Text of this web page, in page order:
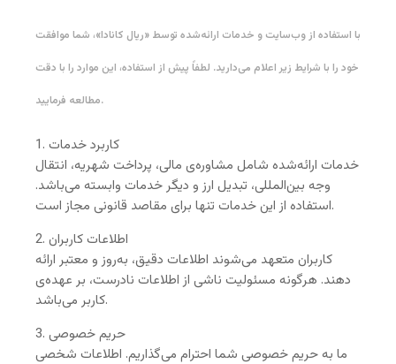
با استفاده از وب‌سایت و خدمات ارائه‌شده توسط «ریال کانادا»، شما موافقت
خود را با شرایط زیر اعلام می‌دارید. لطفاً پیش از استفاده، این موارد را با دقت
مطالعه فرمایید.
1. کاربرد خدمات
خدمات ارائه‌شده شامل مشاوره‌ی مالی، پرداخت شهریه، انتقال
وجه بین‌المللی، تبدیل ارز و دیگر خدمات وابسته می‌باشد.
استفاده از این خدمات تنها برای مقاصد قانونی مجاز است.
2. اطلاعات کاربران
کاربران متعهد می‌شوند اطلاعات دقیق، به‌روز و معتبر ارائه
دهند. هرگونه مسئولیت ناشی از اطلاعات نادرست، بر عهده‌ی
کاربر می‌باشد.
3. حریم خصوصی
ما به حریم خصوصی شما احترام می‌گذاریم. اطلاعات شخصی